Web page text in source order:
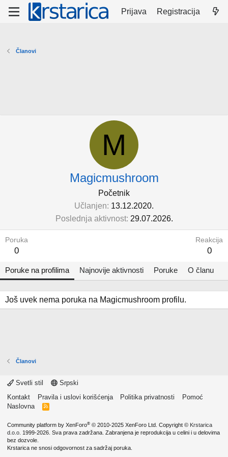
Prijava Registracija
Članovi
M
Magicmushroom
Početnik
Učlanjen 13.12.2020.
Poslednja aktivnost 29.07.2026.
Poruka
0
Reakcija
0
Poruke na profilima Najnovije aktivnosti Poruke O članu
Još uvek nema poruka na Magicmushroom profilu.
Članovi
Svetli stil
Srpski
Kontakt
Pravila i uslovi korišćenja Politika privatnosti
Pomoć
Naslovna
R
Community platform by XenForo® © 2010-2025 XenForo Ltd. Copyright © Krstarica
d.o.o. 1999-2026. Sva prava zadržana. Zabranjena je reprodukcija u celini i u delovima
bez dozvole.
Krstarica ne snosi odgovornost za sadržaj poruka.